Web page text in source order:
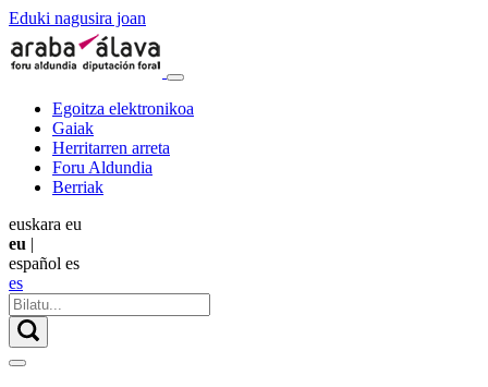
Eduki nagusira joan
Egoitza elektronikoa
Gaiak
Herritarren arreta
Foru Aldundia
Berriak
euskara eu
eu |
español es
es